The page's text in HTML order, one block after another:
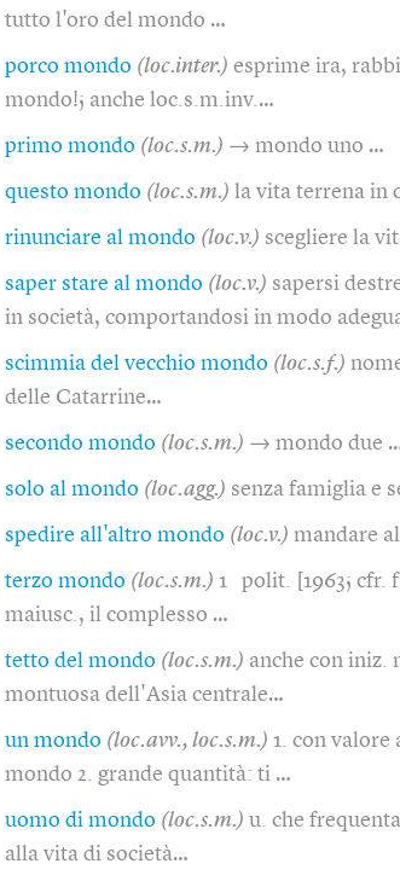
tutto l'oro del mondo …
porco mondo (loc.inter.) esprime ira,
mondo!; anche loc.s.m.inv.…
primo mondo (loc.s.m.) → mondo uno …
questo mondo (loc.s.m.) la vita terrena in
rinunciare al mondo (loc.v.) scegliere la
saper stare al mondo (loc.v.) sapersi
in società, comportandosi in modo
scimmia del vecchio mondo (loc.s.f.)
delle Catarrine…
secondo mondo (loc.s.m.) → mondo due
solo al mondo (loc.agg.) senza famiglia e
spedire all'altro mondo (loc.v.) mandare
terzo mondo (loc.s.m.) 1 polit. [1963; cfr.
maiusc., il complesso …
tetto del mondo (loc.s.m.) anche con iniz.
montuosa dell'Asia centrale…
un mondo (loc.avv., loc.s.m.) 1. con
mondo 2. grande quantità: ti …
uomo di mondo (loc.s.m.) u. che
alla vita di società…